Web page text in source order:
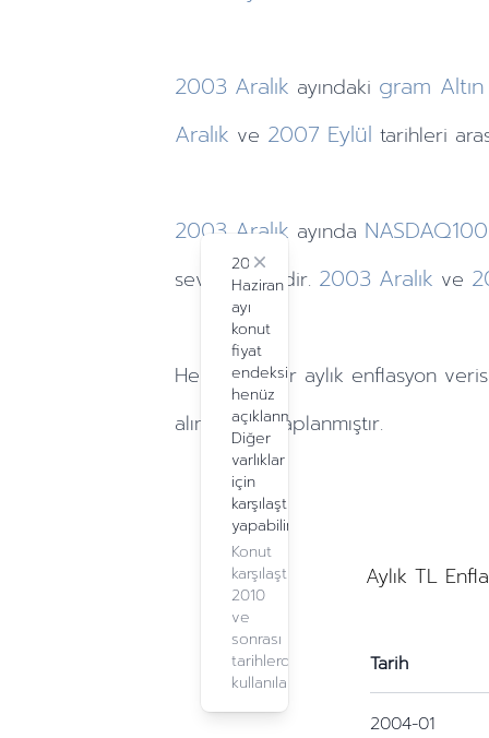
2003 Aralık ayındaki gram Altın
Aralık ve 2007 Eylül tarihleri
2024
Haziran
ayı
konut
fiyat
endeksi
henüz
açıklanmadı.
Diğer
varlıklar
için
karşılaştırma
yapabilirsiniz.
Konut
karşılaştırma,
2010
ve
sonrası
tarihlerde
kullanılabilir.
Close
2003 Aralık ayında NASDAQ100
seviyesindedir. 2003 Aralık ve
Hesaplamalar aylık enflasyon
alınarak hesaplanmıştır.
Aylık TL
Tarih
2004-01